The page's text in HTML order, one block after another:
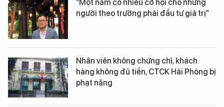
“Một năm có nhiều cơ hội cho những
người theo trường phái đầu tư giá trị”
Nhân viên không chứng chỉ, khách
hàng không đủ tiền, CTCK Hải Phòng bị
phạt nặng